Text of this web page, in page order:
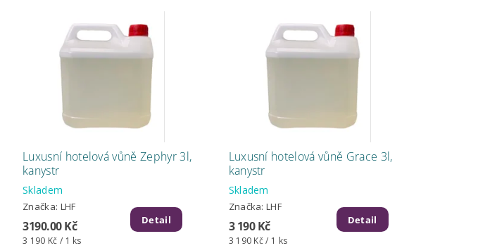
Luxusní hotelová vůně Zephyr 3l,
kanystr
Skladem
Značka: LHF
3190.00 Kč
3 190 Kč / 1 ks
Detail
Luxusní hotelová vůně Grace 3l,
kanystr
Skladem
Značka:LHF
3 190 Kč
3 190 Kč / 1 ks
Detail